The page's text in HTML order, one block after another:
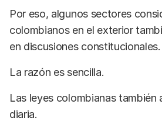
Por eso, algunos sectores
colombianos en el exterior
en discusiones constitucionales.
La razón es sencilla.
Las leyes colombianas también
diaria.